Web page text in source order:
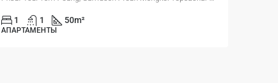
1 1 50m²
АПАРТАМЕНТЫ